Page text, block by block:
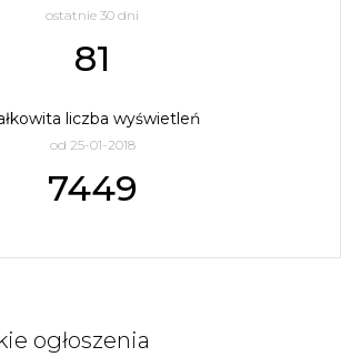
ostatnie 30 dni
81
liczba wyświetleń
od 25-01-2018
7449
ogłoszenia